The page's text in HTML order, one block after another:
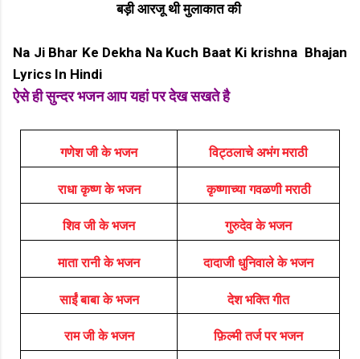
बड़ी आरजू थी मुलाकात की
Na Ji Bhar Ke Dekha Na Kuch Baat Ki krishna Bhajan
Lyrics In Hindi
ऐसे ही सुन्दर भजन आप यहां पर देख सखते है
गणेश जी के भजन विट्ठलाचे अभंग मराठी
राधा कृष्ण के भजन कृष्णाच्या गवळणी मराठी
शिव जी के भजन गुरुदेव के भजन
माता रानी के भजन दादाजी धुनिवाले के भजन
साईं बाबा के भजन देश भक्ति गीत
राम जी के भजन फ़िल्मी तर्ज पर भजन